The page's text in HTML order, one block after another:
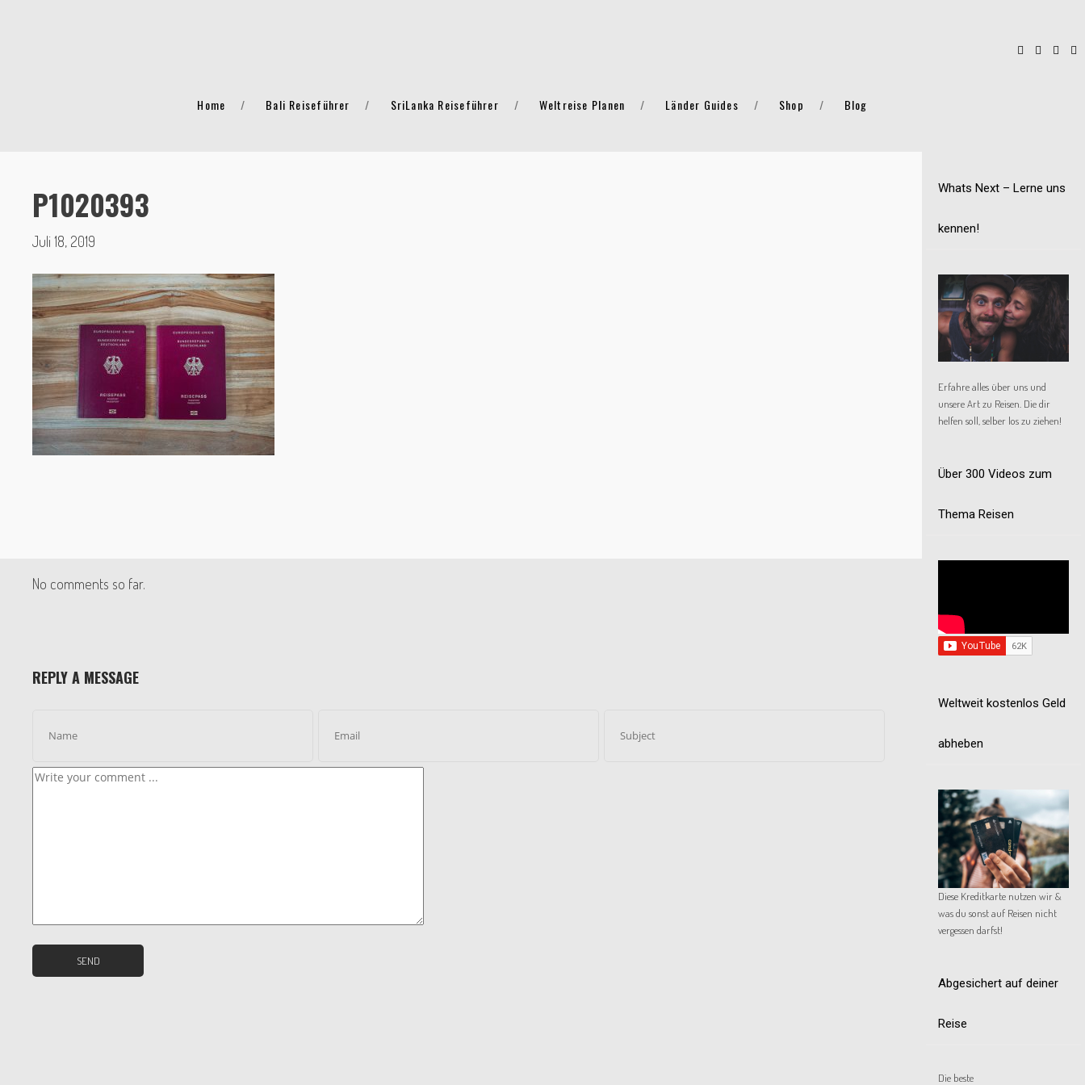
Home Bali Reiseführer SriLanka Reiseführer Weltreise Planen Länder Guides Shop Blog
P1020393
Juli 18, 2019
No comments so far.
REPLY A MESSAGE
Whats Next – Lerne uns
kennen!
Erfahre alles über uns und
unsere Art zu Reisen. Die dir
helfen soll, selber los zu ziehen!
Über 300 Videos zum
Thema Reisen
Weltweit kostenlos Geld
abheben
Diese Kreditkarte nutzen wir &
was du sonst auf Reisen nicht
vergessen darfst!
Abgesichert auf deiner
Reise
Die beste